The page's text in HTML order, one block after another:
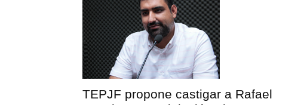
TEPJF propone castigar a Rafael